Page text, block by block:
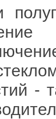
-